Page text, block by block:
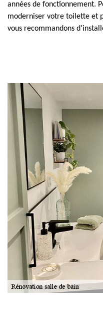
années de fonctionnement.
moderniser votre toilette et
vous recommandons